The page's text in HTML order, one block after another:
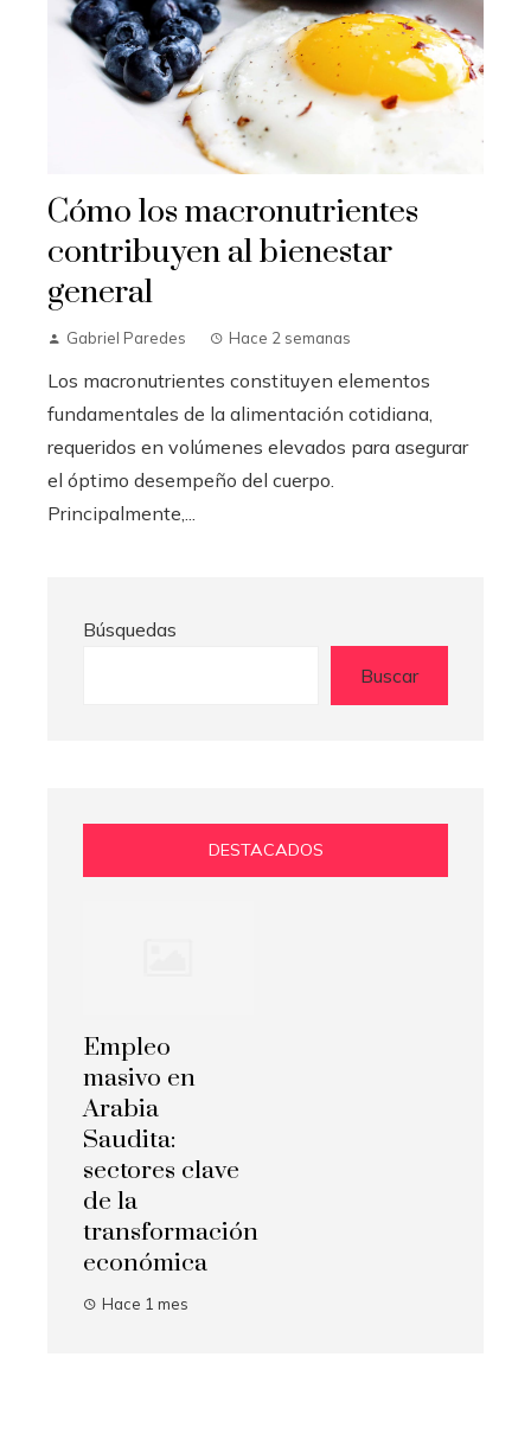
Cómo los macronutrientes
contribuyen al bienestar
general
Gabriel Paredes Hace 2 semanas
Los macronutrientes constituyen elementos
fundamentales de la alimentación cotidiana,
requeridos en volúmenes elevados para asegurar
el óptimo desempeño del cuerpo.
Principalmente,...
Búsquedas
Buscar
DESTACADOS
Empleo
masivo en
Arabia
Saudita:
sectores clave
de la
transformación
económica
Hace 1 mes